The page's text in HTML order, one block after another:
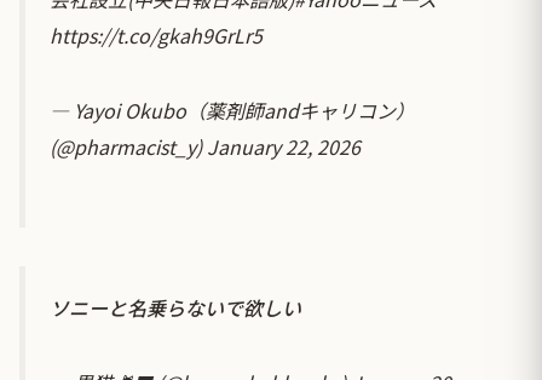
https://t.co/gkah9GrLr5
— Yayoi Okubo（薬剤師andキャリコン）
(@pharmacist_y)January 22, 2026
ソニーと名乗らないで欲しい